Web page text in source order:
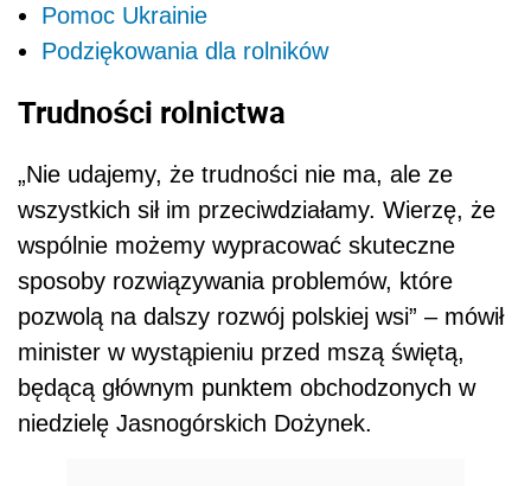
Pomoc Ukrainie
Podziękowania dla rolników
Trudności rolnictwa
„Nie udajemy, że trudności nie ma, ale ze
wszystkich sił im przeciwdziałamy. Wierzę, że
wspólnie możemy wypracować skuteczne
sposoby rozwiązywania problemów, które
pozwolą na dalszy rozwój polskiej wsi” – mówił
minister w wystąpieniu przed mszą świętą,
będącą głównym punktem obchodzonych w
niedzielę Jasnogórskich Dożynek.